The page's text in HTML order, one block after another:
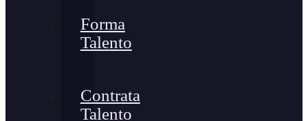
Forma
Talento
Contrata
Talento